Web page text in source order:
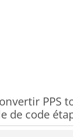
PPS
de code